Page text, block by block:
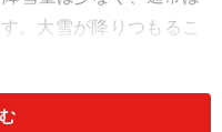
。大雪が降りつもるこ
南部の都市部は雪に弱
が止まるなど交通機関